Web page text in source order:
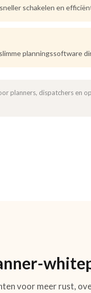
schakelen en
planningssoftware
planners, dispatchers en
voor meer rust,